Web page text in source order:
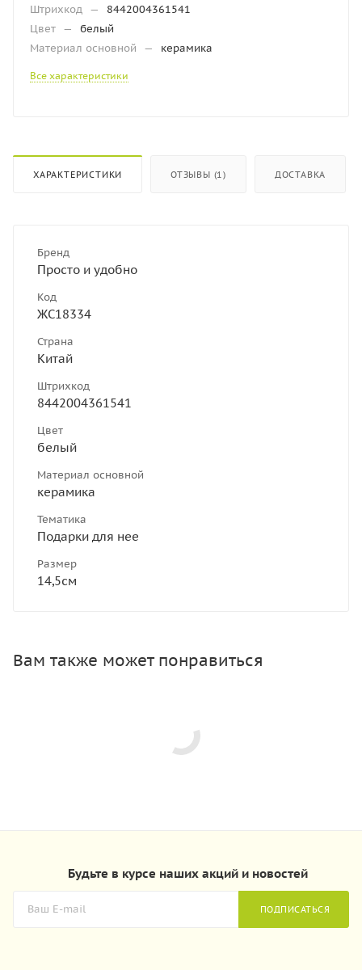
Штрихкод —
8442004361541
Цвет —
белый
Материал основной
— керамика
Все характеристики
ХАРАКТЕРИСТИКИ ОТЗЫВЫ (1) ДОСТАВКА
Бренд
Просто и удобно
Код
ЖС18334
Страна
Китай
Штрихкод
8442004361541
Цвет
белый
Материал основной
керамика
Тематика
Подарки для нее
Размер
14,5см
Вам также может понравиться
Будьте в курсе наших акций и новостей
ПОДПИСАТЬСЯ